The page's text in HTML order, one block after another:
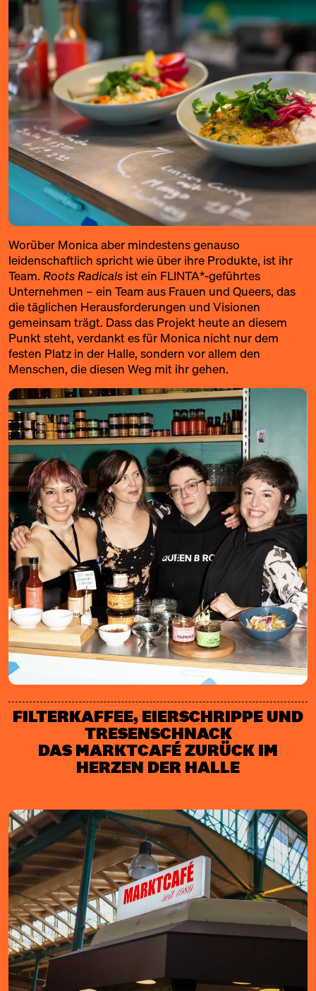
Worüber Monica aber mindestens genauso
leidenschaftlich spricht wie über ihre Produkte, ist ihr
Team. Roots Radicals ist ein FLINTA*-geführtes
Unternehmen – ein Team aus Frauen und Queers, das
die täglichen Herausforderungen und Visionen
gemeinsam trägt. Dass das Projekt heute an diesem
Punkt steht, verdankt es für Monica nicht nur dem
festen Platz in der Halle, sondern vor allem den
Menschen, die diesen Weg mit ihr gehen.
FILTERKAFFEE, EIERSCHRIPPE UND
TRESENSCHNACK
DAS MARKTCAFÉ ZURÜCK IM
HERZEN DER HALLE